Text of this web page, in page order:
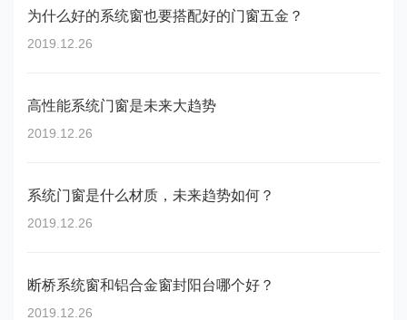
为什么好的系统窗也要搭配好的门窗五金？
2019.12.26
高性能系统门窗是未来大趋势
2019.12.26
系统门窗是什么材质，未来趋势如何？
2019.12.26
断桥系统窗和铝合金窗封阳台哪个好？
2019.12.26